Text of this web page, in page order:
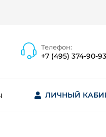
Телефон:
+7 (495) 374-90-93
ЛИЧНЫЙ